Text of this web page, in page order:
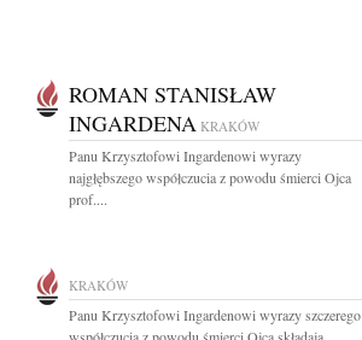
ROMAN STANISŁAW
INGARDENA KRAKÓW
Panu Krzysztofowi Ingardenowi wyrazy
najgłębszego współczucia z powodu śmierci Ojca
prof....
KRAKÓW
Panu Krzysztofowi Ingardenowi wyrazy szczerego